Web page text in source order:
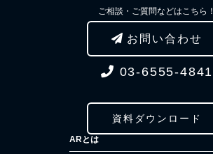
ご相談・ご質問などはこちら！
お問い合わせ
03-6555-4841
資料ダウンロード
ARとは